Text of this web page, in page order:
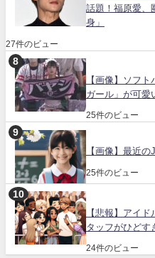
話題！福原愛、
身」
27件のビュー
【画像】ソフト
ガール」が可愛
25件のビュー
【画像】最近の
25件のビュー
【悲報】アイド
タッフがひどす
24件のビュー